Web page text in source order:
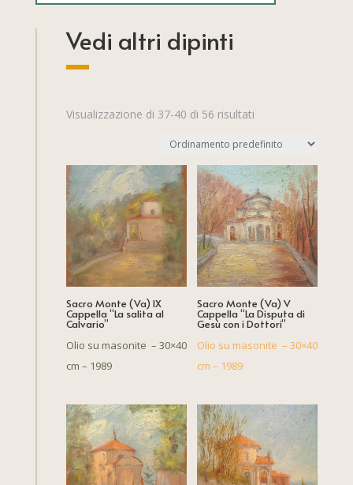
Vedi altri dipinti
Visualizzazione di 37-40 di 56 risultati
Sacro Monte (Va) IX
Cappella “La salita al
Calvario”
Olio su masonite – 30×40
cm – 1989
Sacro Monte (Va) V
Cappella “La Disputa di
Gesù con i Dottori”
Olio su masonite – 30×40
cm – 1989